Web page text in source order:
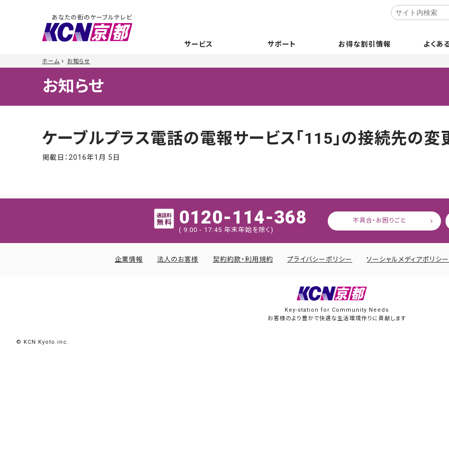
あなたの街のケーブルテレビ
サービス サポート お得な割引情報 よくあ
ホーム お知らせ
お知らせ
ケーブルプラス電話の電報サービス「115」の接続先の変
掲載日： 2016年1月 5日
0120-114-368
( 9:00 - 17:45 年末年始を除く)
不具合・お困りごと
企業情報 法人のお客様 契約約款・利用規約 プライバシーポリシー ソーシャルメディアポリシー
Key-station for Community Needs
お客様のより豊かで快適な生活環境作りに貢献します
© KCN Kyoto.inc.